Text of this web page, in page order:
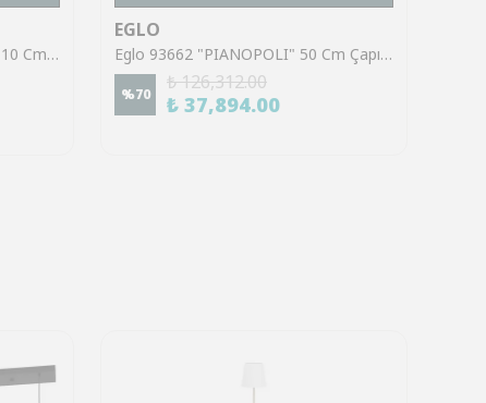
Eglo 901159 "CALAROSSA-Z" 110 Cm Yüksekliğinde Alüminyum, Çelik Sarkıt Avize
EGLO
Eglo 93662 "PIANOPOLI" 50 Cm Çapında Paslanmaz Çelik Krom Sarkıt Avize
%70
₺ 126,312.00
₺ 37,894.00